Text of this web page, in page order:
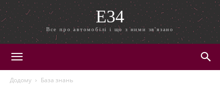
E34
Все про автомобілі і що з ними зв'язано
Додому База знань